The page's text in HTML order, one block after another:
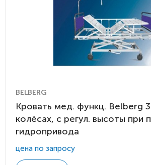
BELBERG
Кровать мед. функц. Belberg
колёсах, с регул. высоты при
гидропривода
цена по запросу